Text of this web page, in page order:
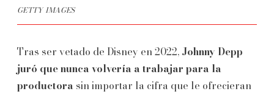
GETTY IMAGES
Tras ser vetado de Disney en 2022, Johnny Depp
juró que nunca volvería a trabajar para la
productora sin importar la cifra que le ofrecieran